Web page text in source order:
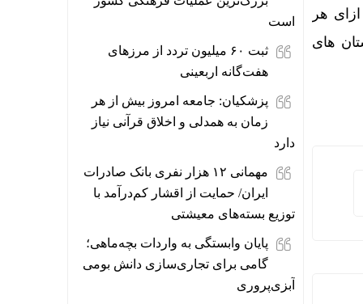
و به ازای هر
های
است
ثبت ۶۰ میلیون تردد از مرزهای
هفت‌گانه اربعینی
پزشکیان: جامعه امروز بیش از هر
زمان به همدلی و اخلاق قرآنی نیاز
دارد
مهمانی ۱۲ هزار نفری بانک صادرات
ایران/ حمایت از اقشار کم‌درآمد با
توزیع بسته‌های معیشتی
پایان وابستگی به واردات بچه‌ماهی؛
گامی برای تجاری‌سازی دانش بومی
آبزی‌پروری